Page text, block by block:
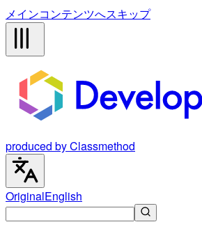
メインコンテンツへスキップ
produced by Classmethod
OriginalEnglish